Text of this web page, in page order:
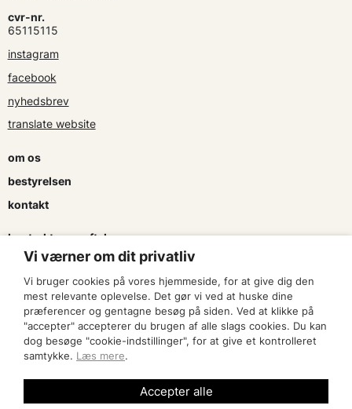
cvr-nr.
65115115
instagram
facebook
nyhedsbrev
translate website
om os
bestyrelsen
kontakt
kontrakter og aftaler
søg tilskud
presse & logo
bliv medlem
Vi værner om dit privatliv
Vi bruger cookies på vores hjemmeside, for at give dig den
mest relevante oplevelse. Det gør vi ved at huske dine
præferencer og gentagne besøg på siden. Ved at klikke på
"accepter" accepterer du brugen af alle slags cookies. Du kan
dog besøge "cookie-indstillinger", for at give et kontrolleret
samtykke. Læs mere.
Accepter alle